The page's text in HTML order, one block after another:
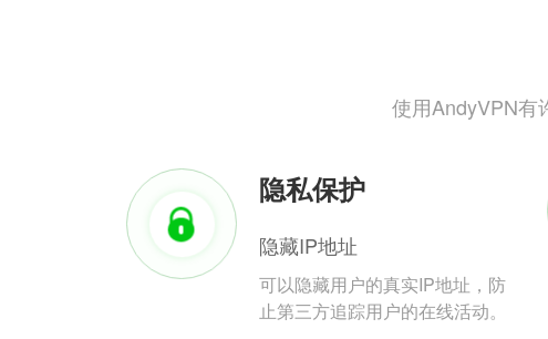
使用AndyVPN有
隐私保护
隐藏IP地址
可以隐藏用户的真实IP地址，防
止第三方追踪用户的在线活动。